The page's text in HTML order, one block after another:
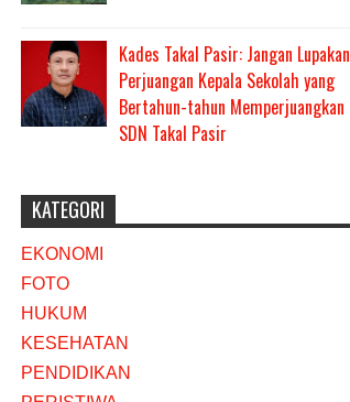
Kades Takal Pasir: Jangan Lupakan
Perjuangan Kepala Sekolah yang
Bertahun-tahun Memperjuangkan
SDN Takal Pasir
KATEGORI
EKONOMI
FOTO
HUKUM
KESEHATAN
PENDIDIKAN